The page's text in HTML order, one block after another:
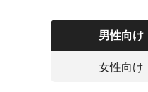
男性向け
女性向け